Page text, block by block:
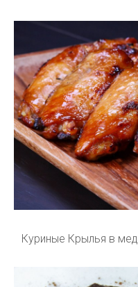
Куриные Крылья в